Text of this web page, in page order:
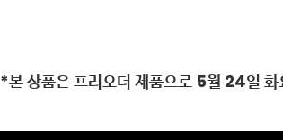
*본 상품은 프리오더 제품으로 5월 24일